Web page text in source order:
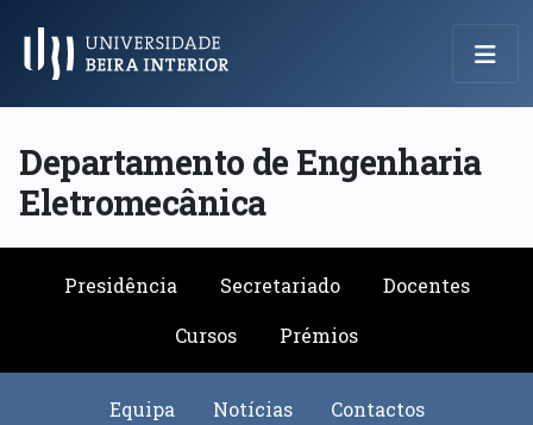
Menu Principal
Departamento de Engenharia
Eletromecânica
Presidência Secretariado
Docentes
Cursos
Prémios
Equipa Notícias Contactos